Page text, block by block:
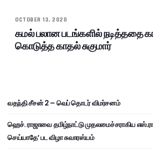
OCTOBER 13, 2020
கமல் பலான படங்களில் நடித்ததை
கொடுத்த காதல் சுகுமார்
வதந்தி சீசன் 2 – வெப் தொடர் விமர்சனம்
ஹெச். ராஜாவை தமிழ்நாட்டு முதலமைச்சராகிய
செய்யாதே’ பட விழா சுவாரஸ்யம்